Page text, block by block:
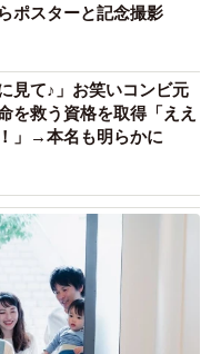
5/5
ちを一覧で見ること
はぜひチェックして
ポスターと記念撮影
見て♪」お笑いコンビ元
救う資格を取得「ええ
」→本名も明らかに